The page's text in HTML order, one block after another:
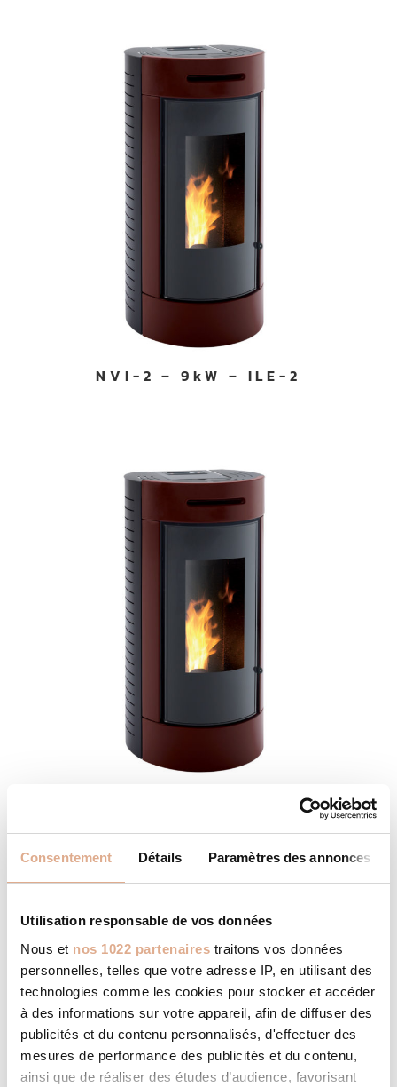
Consentement Détails Paramètres des annonces
Utilisation responsable de vos données
Nous et nos 1022 partenaires traitons vos données
personnelles, telles que votre adresse IP, en utilisant des
technologies comme les cookies pour stocker et accéder
à des informations sur votre appareil, afin de diffuser des
publicités et du contenu personnalisés, d'effectuer des
mesures de performance des publicités et du contenu,
ainsi que de réaliser des études d’audience, favorisant
NVI-2 – 9kW – ILE-2
ALIAS 2N – 8kW – ILE-2